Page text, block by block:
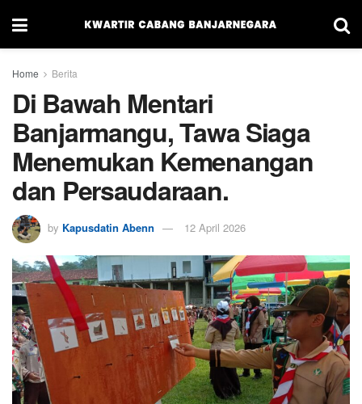
Home Berita
Di Bawah Mentari
Banjarmangu, Tawa Siaga
Menemukan Kemenangan
dan Persaudaraan.
by Kapusdatin Abenn 12 April 2026